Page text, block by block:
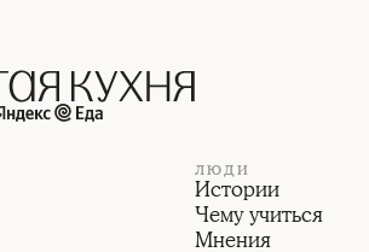
ЛЮДИ
Истории
Чему учиться
Мнения